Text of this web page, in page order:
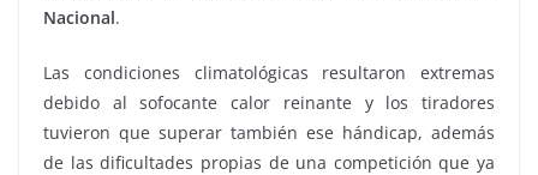
Nacional.
Las condiciones climatológicas resultaron extremas
debido al sofocante calor reinante y los tiradores
tuvieron que superar también ese hándicap, además
de las dificultades propias de una competición que ya